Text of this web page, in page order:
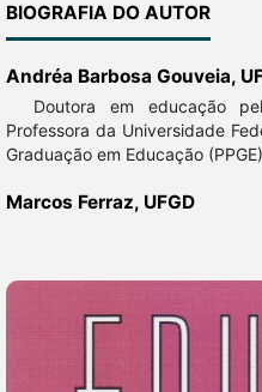
BIOGRAFIA DO AUTOR
Andréa Barbosa Gouveia,
Doutora em educação
Professora da Universidade
Graduação em Educação (PPGE)
Marcos Ferraz, UFGD